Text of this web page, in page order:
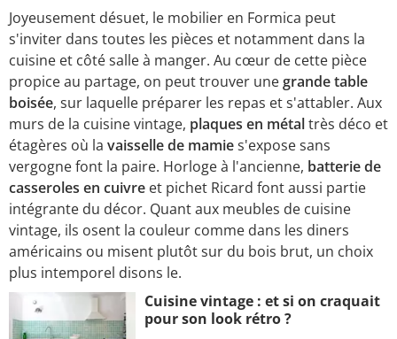
Joyeusement désuet, le mobilier en Formica peut
s'inviter dans toutes les pièces et notamment dans la
cuisine et côté salle à manger. Au cœur de cette pièce
propice au partage, on peut trouver unegrande table
boisée, sur laquelle préparer les repas et s'attabler. Aux
murs de la cuisine vintage, plaques en métaltrès déco et
étagères où la vaisselle de mamies'expose sans
vergogne font la paire. Horloge à l'ancienne, batterie de
casseroles en cuivre et pichet Ricard font aussi partie
intégrante du décor. Quant aux meubles de cuisine
vintage, ils osent la couleur comme dans les diners
américains ou misent plutôt sur du bois brut, un choix
plus intemporel disons le.
Cuisine vintage : et si on craquait
pour son look rétro ?